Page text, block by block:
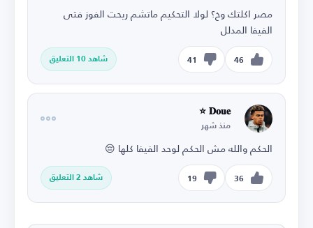
مصر اكلتك وخ؟ لولا التحكيم ماتشم ريحت الفوز فتى
الفيفا المدلل
46
41 شاهد 10 التعليق
𝐃𝐨𝐮𝐞 ⭐
منذ شهر
الحكم والله مش الحكم لوحد الفيفا كلها 😔
36
19 شاهد 2 التعليق